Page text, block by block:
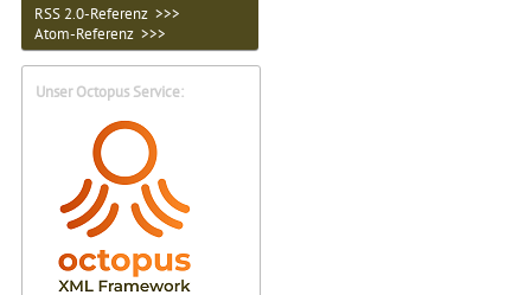
RSS 2.0-Referenz >>>
Atom-Referenz >>>
Unser Octopus Service: